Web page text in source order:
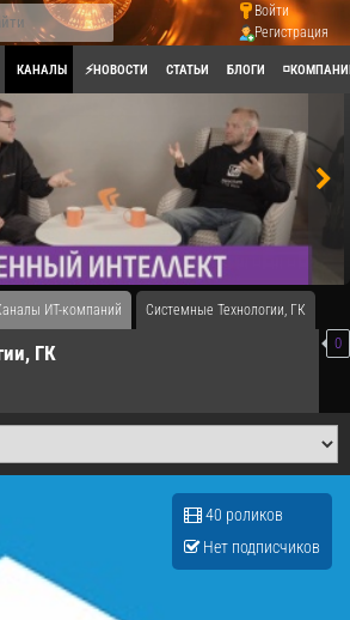
Войти
Регистрация
КАНАЛЫ ⚡НОВОСТИ СТАТЬИ БЛОГИ
ИТ-компаний Системные Технологии, ГК
0
ГК
40 роликов
Нет подписчиков